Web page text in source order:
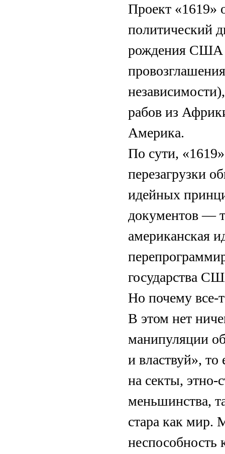
Проект «1619»
политический
рождения США
рабов из
Америка.
По сути,
перезагрузки
идейных
документов —
американская
государства
Но почему все-
В этом нет
манипуляции
и властвуй», то
на секты, этно-
меньшинства,
стара как мир.
неспособность